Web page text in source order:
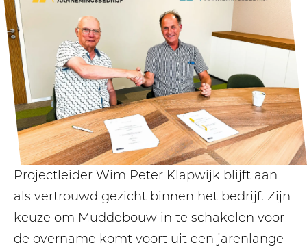
Projectleider Wim Peter Klapwijk blijft aan
als vertrouwd gezicht binnen het bedrijf. Zijn
keuze om Muddebouw in te schakelen voor
de overname komt voort uit een jarenlange